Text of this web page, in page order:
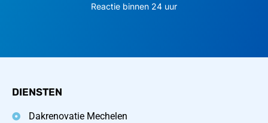
Reactie binnen 24 uur
DIENSTEN
Dakrenovatie Mechelen